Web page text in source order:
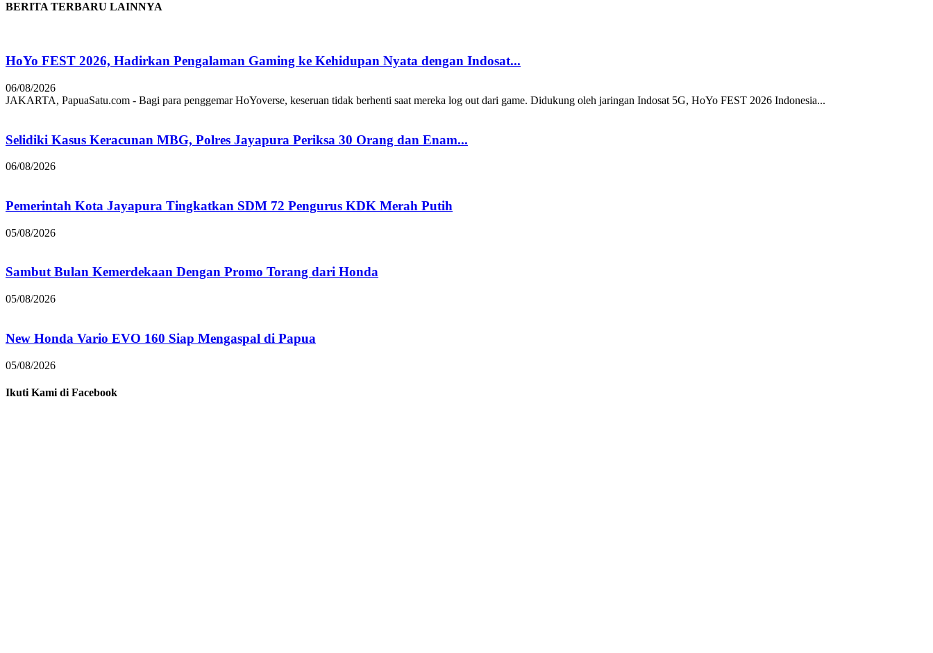
BERITA TERBARU LAINNYA
HoYo FEST 2026, Hadirkan Pengalaman Gaming ke Kehidupan Nyata dengan Indosat...
06/08/2026
JAKARTA, PapuaSatu.com - Bagi para penggemar HoYoverse, keseruan tidak berhenti saat mereka log out dari game. Didukung oleh jaringan Indosat 5G, HoYo FEST 2026 Indonesia...
Selidiki Kasus Keracunan MBG, Polres Jayapura Periksa 30 Orang dan Enam...
06/08/2026
Pemerintah Kota Jayapura Tingkatkan SDM 72 Pengurus KDK Merah Putih
05/08/2026
Sambut Bulan Kemerdekaan Dengan Promo Torang dari Honda
05/08/2026
New Honda Vario EVO 160 Siap Mengaspal di Papua
05/08/2026
Ikuti Kami di Facebook